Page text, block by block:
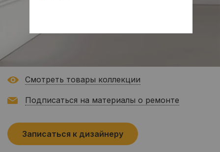
Смотреть товары коллекции
Подписаться на материалы о ремонте
Записаться к дизайнеру